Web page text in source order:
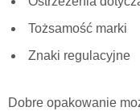
Tożsamość marki
Znaki regulacyjne
Dobre opakowanie